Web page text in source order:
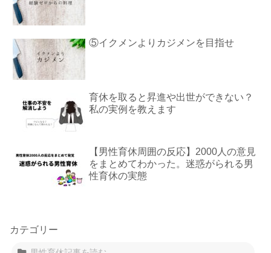
⑤イクメンよりカジメンを目指せ
育休を取ると昇進や出世ができない？
私の実例を教えます
【男性育休周囲の反応】2000人の意見
をまとめてわかった。迷惑がられる男
性育休の実態
カテゴリー